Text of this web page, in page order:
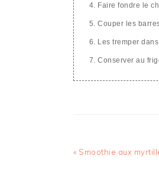
Faire fondre le
Couper les
Les tremper
Conserver au
Article
« Smoothie aux